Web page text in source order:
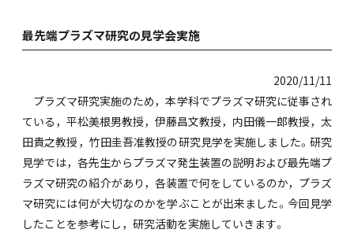
最先端プラズマ研究の見学会実施
2020/11/11
プラズマ研究実施のため，本学科でプラズマ研究に従事され
ている，平松美根男教授，伊藤昌文教授，内田儀一郎教授，太
田貴之教授，竹田圭吾准教授の研究見学を実施しました。研究
見学では，各先生からプラズマ発生装置の説明および最先端プ
ラズマ研究の紹介があり，各装置で何をしているのか，プラズ
マ研究には何が大切なのかを学ぶことが出来ました。今回見学
したことを参考にし，研究活動を実施していきます。